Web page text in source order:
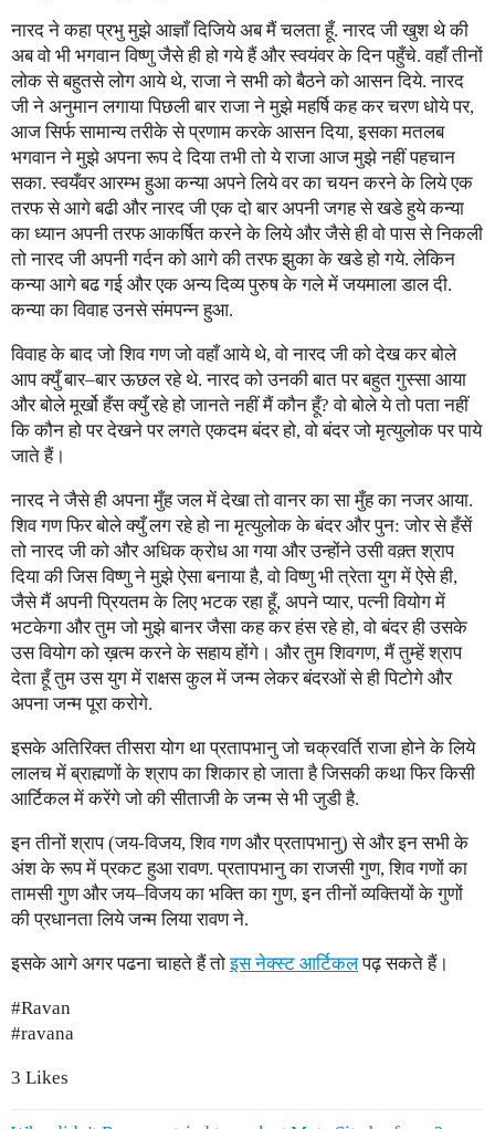
नारद ने कहा प्रभु मुझे आज्ञाँ दिजिये अब मैं चलता हूँ. नारद जी खुश थे की
अब वो भी भगवान विष्णु जैसे ही हो गये हैं और स्वयंवर के दिन पहुँचे. वहाँ तीनों
लोक से बहुतसे लोग आये थे, राजा ने सभी को बैठने को आसन दिये. नारद
जी ने अनुमान लगाया पिछली बार राजा ने मुझे महर्षि कह कर चरण धोये पर,
आज सिर्फ सामान्य तरीके से प्रणाम करके आसन दिया, इसका मतलब
भगवान ने मुझे अपना रूप दे दिया तभी तो ये राजा आज मुझे नहीं पहचान
सका. स्वयँवर आरम्भ हुआ कन्या अपने लिये वर का चयन करने के लिये एक
तरफ से आगे बढी और नारद जी एक दो बार अपनी जगह से खडे हुये कन्या
का ध्यान अपनी तरफ आकर्षित करने के लिये और जैसे ही वो पास से निकली
तो नारद जी अपनी गर्दन को आगे की तरफ झुका के खडे हो गये. लेकिन
कन्या आगे बढ गई और एक अन्य दिव्य पुरुष के गले में जयमाला डाल दी.
कन्या का विवाह उनसे संमपन्न हुआ.
विवाह के बाद जो शिव गण जो वहाँ आये थे, वो नारद जी को देख कर बोले
आप क्युँ बार–बार ऊछल रहे थे. नारद को उनकी बात पर बहुत गुस्सा आया
और बोले मूर्खो हँस क्युँ रहे हो जानते नहीं मैं कौन हूँ? वो बोले ये तो पता नहीं
कि कौन हो पर देखने पर लगते एकदम बंदर हो, वो बंदर जो मृत्युलोक पर पाये
जाते हैं।
नारद ने जैसे ही अपना मुँह जल में देखा तो वानर का सा मुँह का नजर आया.
शिव गण फिर बोले क्युँ लग रहे हो ना मृत्युलोक के बंदर और पुन: जोर से हँसें
तो नारद जी को और अधिक क्रोध आ गया और उन्होंने उसी वक़्त श्राप
दिया की जिस विष्णु ने मुझे ऐसा बनाया है, वो विष्णु भी त्रेता युग में ऐसे ही,
जैसे मैं अपनी प्रियतम के लिए भटक रहा हूँ, अपने प्यार, पत्नी वियोग में
भटकेगा और तुम जो मुझे बानर जैसा कह कर हंस रहे हो, वो बंदर ही उसके
उस वियोग को ख़त्म करने के सहाय होंगे। और तुम शिवगण, मैं तुम्हें श्राप
देता हूँ तुम उस युग में राक्षस कुल में जन्म लेकर बंदरओं से ही पिटोगे और
अपना जन्म पूरा करोगे.
इसके अतिरिक्त तीसरा योग था प्रतापभानु जो चक्रवर्ति राजा होने के लिये
लालच में ब्राह्मणों के श्राप का शिकार हो जाता है जिसकी कथा फिर किसी
आर्टिकल में करेंगे जो की सीताजी के जन्म से भी जुडी है.
इन तीनों श्राप (जय-विजय, शिव गण और प्रतापभानु) से और इन सभी के
अंश के रूप में प्रकट हुआ रावण. प्रतापभानु का राजसी गुण, शिव गणों का
तामसी गुण और जय–विजय का भक्ति का गुण, इन तीनों व्यक्तियों के गुणों
की प्रधानता लिये जन्म लिया रावण ने.
इसके आगे अगर पढना चाहते हैं तोइस नेक्स्ट आर्टिकलपढ़ सकते हैं।
#Ravan
#ravana
3 Likes